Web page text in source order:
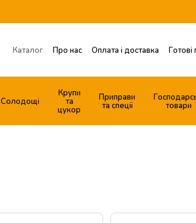
Каталог Про нас Оплата і доставка
Готові
Договір публічної оферти
Солодощі
Крупи
та
цукор
Приправи
та спеції
товари